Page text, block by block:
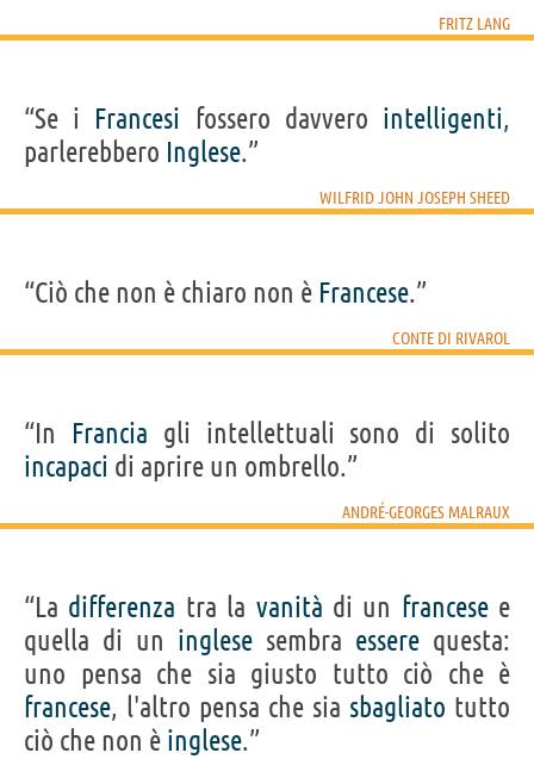
FRITZ LANG
“Se i Francesi fossero davvero intelligenti,
parlerebbero Inglese.”
WILFRID JOHN JOSEPH SHEED
“Ciò che non è chiaro non è Francese.”
CONTE DI RIVAROL
“In Francia gli intellettuali sono di solito
incapaci di aprire un ombrello.”
ANDRÉ-GEORGES MALRAUX
“La differenza tra la vanità di un francesee
quella di un inglese sembra essere questa:
uno pensa che sia giusto tutto ciò che è
francese, l'altro pensa che sia sbagliato tutto
ciò che non è inglese.”